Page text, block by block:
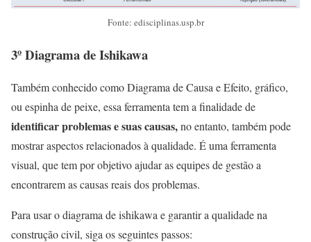
Fonte: edisciplinas.usp.br
3º Diagrama de Ishikawa
Também conhecido como Diagrama de Causa e Efeito, gráfico,
ou espinha de peixe, essa ferramenta tem a finalidade de
identificar problemas e suas causas,no entanto, também pode
mostrar aspectos relacionados à qualidade. É uma ferramenta
visual, que tem por objetivo ajudar as equipes de gestão a
encontrarem as causas reais dos problemas.
Para usar o diagrama de ishikawa e garantir a qualidade na
construção civil, siga os seguintes passos: